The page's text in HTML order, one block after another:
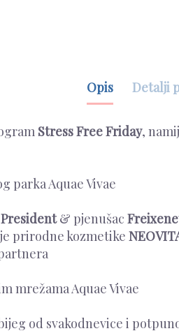
Opis Detalji
Stress Free Friday,
parka Aquae Vivae
& pjenušac
prirodne kozmetike
mrežama Aquae Vivae
od svakodnevice i